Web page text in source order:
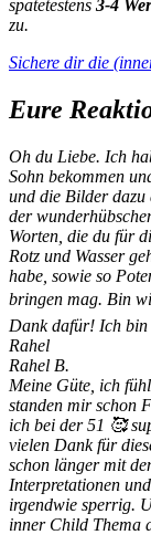
spätetestens 3-4
zu.
Sichere dir die
Eure
Oh du Liebe. Ich
Sohn bekommen
und die Bilder dazu
der
Worten, die du für
Rotz und Wasser
habe, sowie so
bringen mag. Bin
Dank dafür! Ich bin
Rahel
Rahel B.
Meine Güte, ich
standen mir schon
ich bei der 51 🥰
vielen Dank für
schon länger mit
Interpretationen
irgendwie sperrig.
inner Child Thema